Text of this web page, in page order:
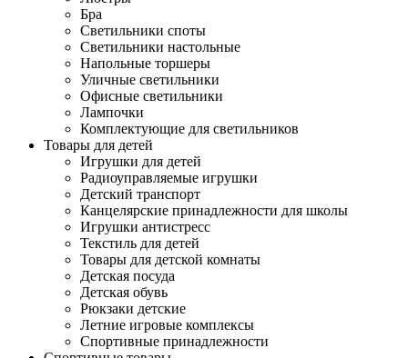
Бра
Светильники споты
Светильники настольные
Напольные торшеры
Уличные светильники
Офисные светильники
Лампочки
Комплектующие для светильников
Товары для детей
Игрушки для детей
Радиоуправляемые игрушки
Детский транспорт
Канцелярские принадлежности для школы
Игрушки антистресс
Текстиль для детей
Товары для детской комнаты
Детская посуда
Детская обувь
Рюкзаки детские
Летние игровые комплексы
Спортивные принадлежности